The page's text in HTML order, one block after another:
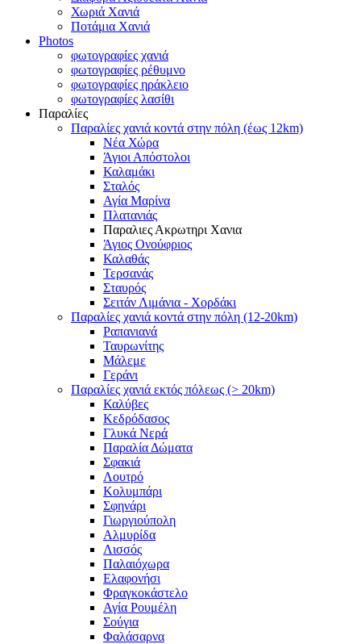
Χωριά Χανιά
Ποτάμια Χανιά
Photos
φωτογραφίες χανιά
φωτογραφίες ρέθυμνο
φωτογραφίες ηράκλειο
φωτογραφίες λασίθι
Παραλίες
Παραλίες χανιά κοντά στην πόλη (έως 12km)
Νέα Χώρα
Άγιοι Απόστολοι
Καλαμάκι
Σταλός
Αγία Μαρίνα
Πλατανιάς
Παραλιες Ακρωτηρι Χανια
Άγιος Ονούφριος
Καλαθάς
Τερσανάς
Σταυρός
Σειτάν Λιμάνια - Χορδάκι
Παραλίες χανιά κοντά στην πόλη (12-20km)
Ραπανιανά
Ταυρωνίτης
Μάλεμε
Γεράνι
Παραλίες χανιά εκτός πόλεως (> 20km)
Καλύβες
Κεδρόδασος
Γλυκά Νερά
Παραλία Δώματα
Σφακιά
Λουτρό
Κολυμπάρι
Σφηνάρι
Γιωργιούπολη
Αλμυρίδα
Λισσός
Παλαιόχωρα
Ελαφονήσι
Φραγκοκάστελο
Αγία Ρουμέλη
Σούγια
Φαλάσαρνα